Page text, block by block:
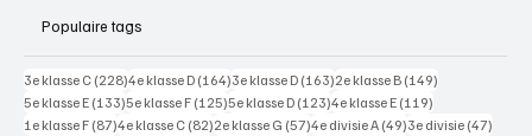
Populaire tags
3e klasse C (228)228 posts
4e klasse D (164)164 posts
3e klasse D (163)163 posts
2e klasse B (149)
5e klasse E (133)133 posts
5e klasse F (125)125 posts
5e klasse D (123)123 posts
4e klasse E (119)
1e klasse F (87)87 posts
4e klasse C (82)82 posts
2e klasse G (57)57 posts
4e divisie A (49)49 posts
3e divisie (47)